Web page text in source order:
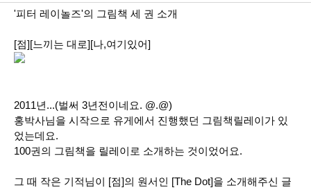
'피터 레이놀즈'의 그림책 세 권 소개
[점][느끼는 대로][나,여기있어]
2011년...(벌써 3년전이네요. @.@)
홍박사님을 시작으로 유게에서 진행했던 그림책릴레이가 있
었는데요.
100권의 그림책을 릴레이로 소개하는 것이었어요.
그 때 작은 기적님이 [점]의 원서인 [The Dot]을 소개해주신 글